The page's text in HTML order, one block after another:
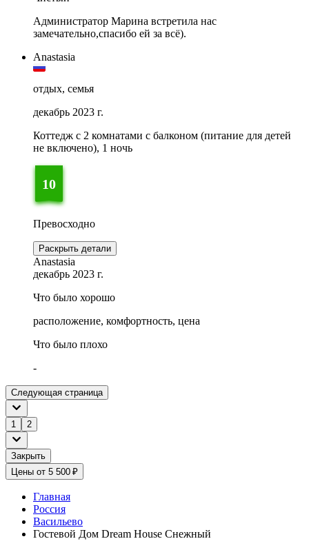
Администратор Марина встретила нас
замечательно,спасибо ей за всё).
Anastasia
отдых, семья
декабрь 2023 г.
Коттедж с 2 комнатами с балконом (питание для детей
не включено), 1 ночь
10
Превосходно
Раскрыть детали
Anastasia
декабрь 2023 г.
Что было хорошо
расположение, комфортность, цена
Что было плохо
-
Следующая страница
1 2
Закрыть
Цены от 5 500 ₽
Главная
Россия
Васильево
Гостевой Дом Dream House Снежный